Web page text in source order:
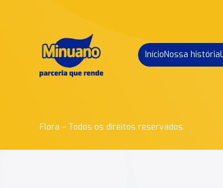
InícioNossa história
Flora – Todos os direitos reservados.